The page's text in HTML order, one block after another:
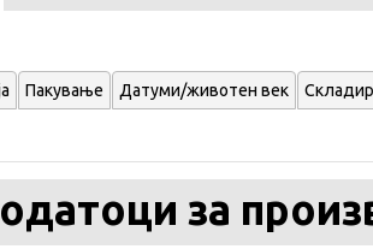
Пакување Датуми/животен век
за